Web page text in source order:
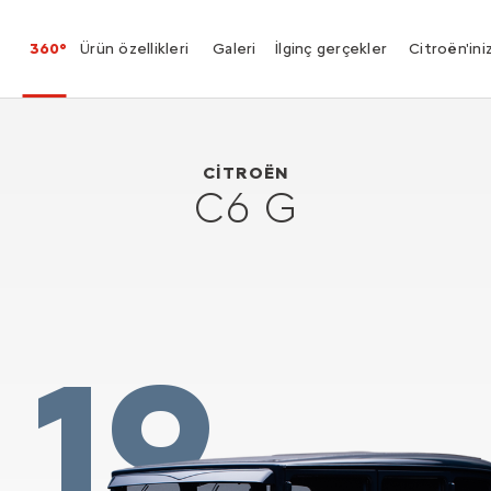
360° Ürün özellikleri Galeri İlginç gerçekler Citroën'iniz
CITROËN
C6 G
19